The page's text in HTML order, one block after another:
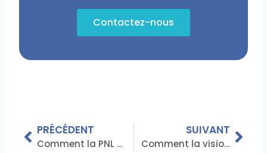
Contactez-nous
PRÉCÉDENT
Comment la PNL peut être utilisée pour améliorer le service client : les avantages d'un service client basé sur l'IA
SUIVANT
Comment la vision par ordinateur réinvente l’assurance qualité dans la fabrication industrielle